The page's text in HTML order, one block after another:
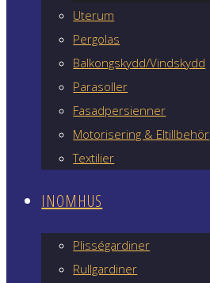
Uterum
Pergolas
Balkongskydd/Vindskydd
Parasoller
Fasadpersienner
Motorisering & Eltillbehör
Textilier
INOMHUS
Plisségardiner
Rullgardiner